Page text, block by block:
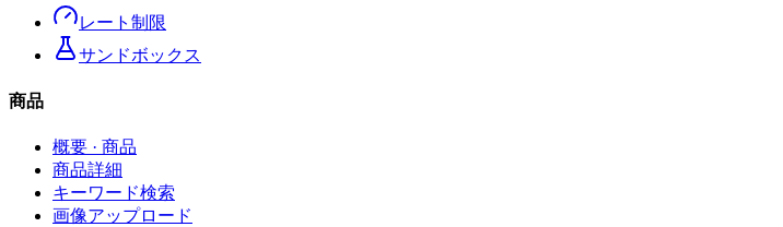
レート制限
サンドボックス
商品
概要 · 商品
商品詳細
キーワード検索
画像アップロード